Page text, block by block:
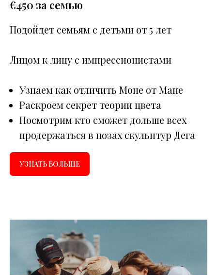
€450 за семью
Подойдет семьям с детьми от 5 лет
Лицом к лицу с импрессионистами
Узнаем как отличить Моне от Мане
Раскроем секрет теории цвета
Посмотрим кто сможет дольше всех
продержаться в позах скульптур Дега
УЗНАТЬ БОЛЬШЕ